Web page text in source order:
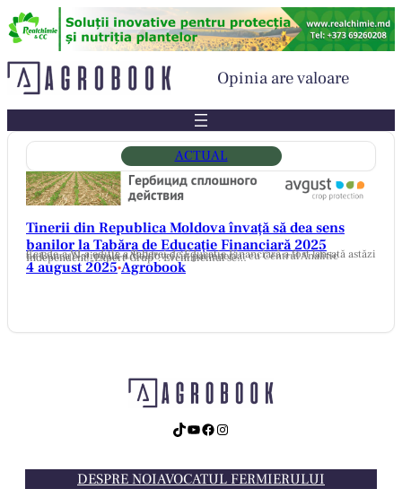
Sari
la
Opinia are valoare
ACTUAL
Tinerii din Republica Moldova învață să dea sens
banilor la Tabăra de Educație Financiară 2025
Cea de-a VI-a ediție a Taberei de Educație Financiară a fost lansată astăzi de Banca Națională a Moldovei, în parteneriat cu Centrul Analitic Independent „Expert-Grup”. Evenimentul se…
4 august 2025•Agrobook
TikTok YouTube Facebook Instagram
DESPRE NOIAVOCATUL FERMIERULUI